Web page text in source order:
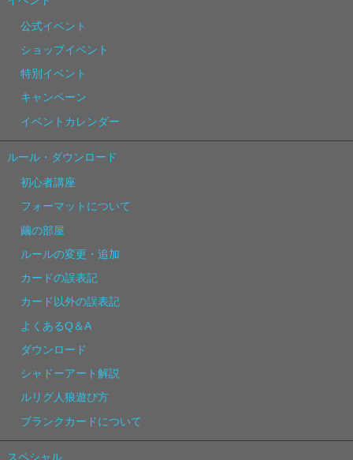
公式イベント
ショップイベント
特別イベント
キャンペーン
イベントカレンダー
ルール・ダウンロード
初心者講座
フォーマットについて
繭の部屋
ルールの変更・追加
カードの誤表記
カード以外の誤表記
よくあるQ＆A
ダウンロード
シャドーアート解説
ルリグ人狼遊び方
ブランクカードについて
スペシャル